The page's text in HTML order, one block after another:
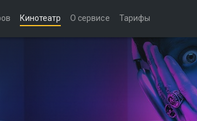
Кинотеатр О сервисе Тарифы